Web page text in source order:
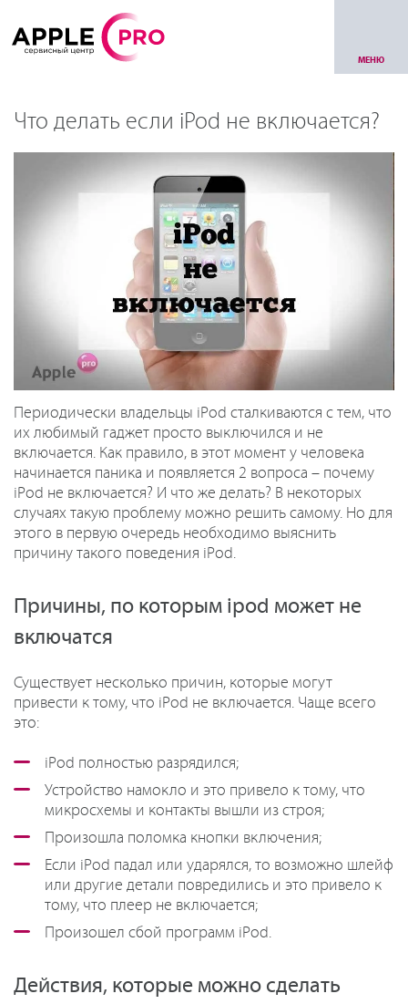
МЕНЮ
Что делать если iPod не включается?
Периодически владельцы iPod сталкиваются с тем, что
их любимый гаджет просто выключился и не
включается. Как правило, в этот момент у человека
начинается паника и появляется 2 вопроса – почему
iPod не включается? И что же делать? В некоторых
случаях такую проблему можно решить самому. Но для
этого в первую очередь необходимо выяснить
причину такого поведения iPod.
Причины, по которым ipod может не
включатся
Существует несколько причин, которые могут
привести к тому, что iPod не включается. Чаще всего
это:
iPod полностью разрядился;
Устройство намокло и это привело к тому, что
микросхемы и контакты вышли из строя;
Произошла поломка кнопки включения;
Если iPod падал или ударялся, то возможно шлейф
или другие детали повредились и это привело к
тому, что плеер не включается;
Произошел сбой программ iPod.
Действия, которые можно сделать